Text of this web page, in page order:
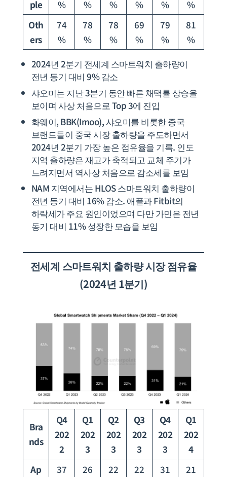
ple % % % % %
%
Oth
ers
74
%
78
%
78
%
69
%
79
%
81
%
2024년 2분기 전세계 스마트워치 출하량이
전년 동기 대비 9% 감소
샤오미는 지난 3분기 동안 빠른 채택률 상승을
보이며 사상 처음으로 Top 3에 진입
화웨이, BBK(Imoo), 샤오미를 비롯한 중국
브랜드들이 중국 시장 출하량을 주도하면서
2024년 2분기 가장 높은 점유율을 기록. 인도
지역 출하량은 재고가 축적되고 교체 주기가
느려지면서 역사상 처음으로 감소세를 보임
NAM 지역에서는 HLOS 스마트워치 출하량이
전년 동기 대비 16% 감소. 애플과 Fitbit의
하락세가 주요 원인이었으며 다만 가민은 전년
동기 대비 11% 성장한 모습을 보임
전세계 스마트워치 출하량 시장 점유율
(2024년 1분기)
Bra
nds
Q4
202
2
Q1
202
3
Q2
202
3
Q3
202
3
Q4
202
3
Q1
202
4
Ap
37
26
22
22
31
21